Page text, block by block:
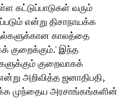
கட்டுப்பாடுகள் வரும்
என்று திசாநாயக்க
காலத்தை
குறைக்கும்.' இந்த
குறைவாகக்
அறிவித்த ஜனாதிபதி,
முந்தைய அரசாங்கங்களின்